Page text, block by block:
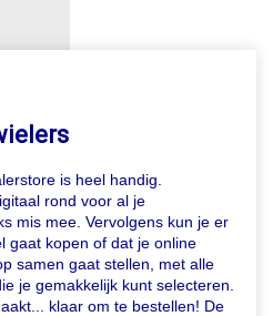
is heel handig.
rond voor al je
mis mee. Vervolgens kun je er
gaat kopen of dat je online
samen gaat stellen, met alle
je gemakkelijk kunt selecteren.
klaar om te bestellen! De